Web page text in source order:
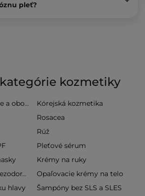
pleť?
kozmetiky
Sérum na mihalnice a obočie
Kórejská kozmetika
Rosacea
Rúž
Pleťové sérum
Krémy na ruky
Antiperspiranty a dezodoranty
Opaľovacie krémy na telo
hlavy
Šampóny bez SLS a SLES